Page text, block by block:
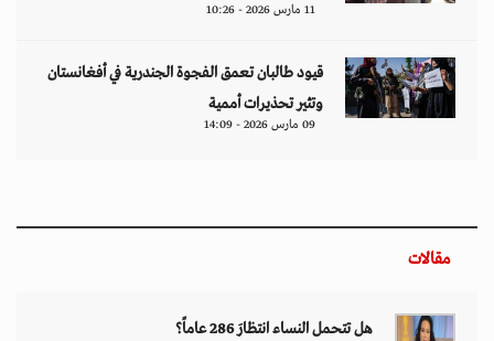
11 مارس 2026 - 10:26
قيود طالبان تعمق الفجوة الجندرية في أفغانستان
وتثير تحذيرات أممية
09 مارس 2026 - 14:09
مقالات
هل تتحمل النساء انتظارَ 286 عاماً؟